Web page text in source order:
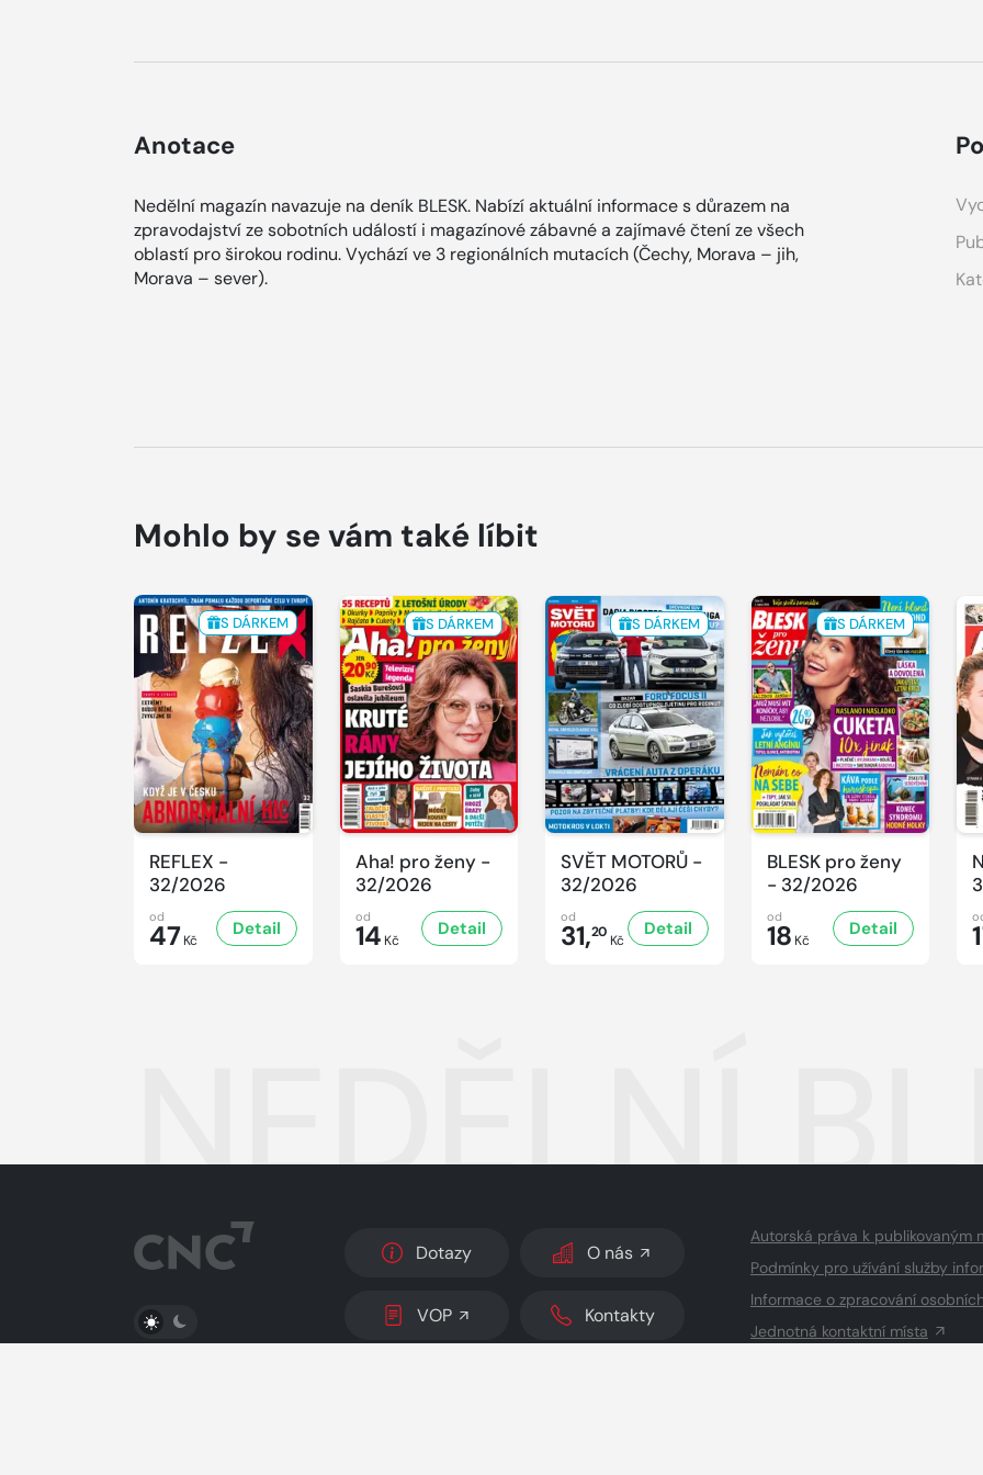
Anotace
Nedělní magazín navazuje na deník BLESK. Nabízí aktuální informace s důrazem na
zpravodajství ze sobotních událostí i magazínové zábavné a zajímavé čtení ze všech
oblastí pro širokou rodinu. Vychází ve 3 regionálních mutacích (Čechy, Morava – jih,
Morava – sever).
Mohlo by se vám také líbit
S DÁRKEM
REFLEX -
32/2026
od
47 Kč
Detail
S DÁRKEM
Aha! pro ženy -
32/2026
od
14 Kč
Detail
S DÁRKEM
SVĚT MOTORŮ -
32/2026
od
31,20 Kč
Detail
S DÁRKEM
BLESK pro ženy
- 32/2026
od
18 Kč
Detail
NEDĚLNÍ
PŘEPNOUT SVĚTLÝ/TMAVÝ REŽIM
Dotazy O nás
VOP Kontakty
Autorská práva k publikovaným
Podmínky pro užívání služby
Informace o zpracování
Jednotná kontaktní místa